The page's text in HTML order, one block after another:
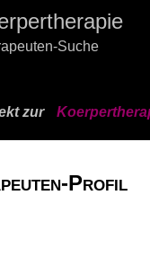
Suche
zur
Profil